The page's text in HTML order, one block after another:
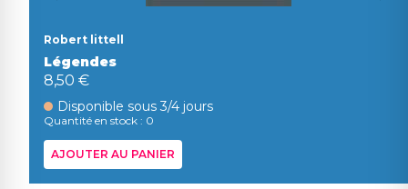
Robert littell
Légendes
8,50 €
Disponible sous 3/4 jours
Quantité en stock : 0
AJOUTER AU PANIER